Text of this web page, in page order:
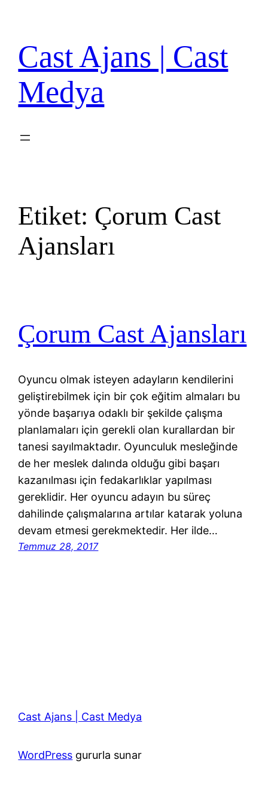
Cast Ajans | Cast
Medya
Etiket: Çorum Cast
Ajansları
Çorum Cast Ajansları
Oyuncu olmak isteyen adayların kendilerini
geliştirebilmek için bir çok eğitim almaları bu
yönde başarıya odaklı bir şekilde çalışma
planlamaları için gerekli olan kurallardan bir
tanesi sayılmaktadır. Oyunculuk mesleğinde
de her meslek dalında olduğu gibi başarı
kazanılması için fedakarlıklar yapılması
gereklidir. Her oyuncu adayın bu süreç
dahilinde çalışmalarına artılar katarak yoluna
devam etmesi gerekmektedir. Her ilde…
Temmuz 28, 2017
Cast Ajans | Cast Medya
WordPress gururla sunar